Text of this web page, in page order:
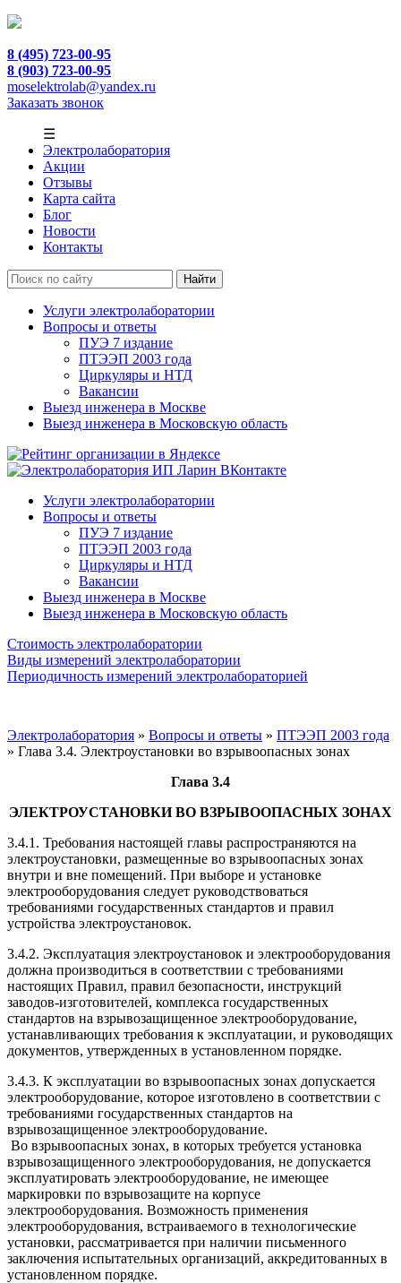
8 (495) 723-00-95
8 (903) 723-00-95
moselektrolab@yandex.ru
Заказать звонок
☰
Электролаборатория
Акции
Отзывы
Карта сайта
Блог
Новости
Контакты
Услуги электролаборатории
Вопросы и ответы
ПУЭ 7 издание
ПТЭЭП 2003 года
Циркуляры и НТД
Вакансии
Выезд инженера в Москве
Выезд инженера в Московскую область
Услуги электролаборатории
Вопросы и ответы
ПУЭ 7 издание
ПТЭЭП 2003 года
Циркуляры и НТД
Вакансии
Выезд инженера в Москве
Выезд инженера в Московскую область
Стоимость электролаборатории
Виды измерений электролаборатории
Периодичность измерений электролабораторией
Электролаборатория » Вопросы и ответы » ПТЭЭП 2003 года
» Глава 3.4. Электроустановки во взрывоопасных зонах
Глава 3.4
ЭЛЕКТРОУСТАНОВКИ ВО ВЗРЫВООПАСНЫХ ЗОНАХ
3.4.1. Требования настоящей главы распространяются на
электроустановки, размещенные во взрывоопасных зонах
внутри и вне помещений. При выборе и установке
электрооборудования следует руководствоваться
требованиями государственных стандартов и правил
устройства электроустановок.
3.4.2. Эксплуатация электроустановок и электрооборудования
должна производиться в соответствии с требованиями
настоящих Правил, правил безопасности, инструкций
заводов-изготовителей, комплекса государственных
стандартов на взрывозащищенное электрооборудование,
устанавливающих требования к эксплуатации, и руководящих
документов, утвержденных в установленном порядке.
3.4.3. К эксплуатации во взрывоопасных зонах допускается
электрооборудование, которое изготовлено в соответствии с
требованиями государственных стандартов на
взрывозащищенное электрооборудование.
Во взрывоопасных зонах, в которых требуется установка
взрывозащищенного электрооборудования, не допускается
эксплуатировать электрооборудование, не имеющее
маркировки по взрывозащите на корпусе
электрооборудования. Возможность применения
электрооборудования, встраиваемого в технологические
установки, рассматривается при наличии письменного
заключения испытательных организаций, аккредитованных в
установленном порядке.